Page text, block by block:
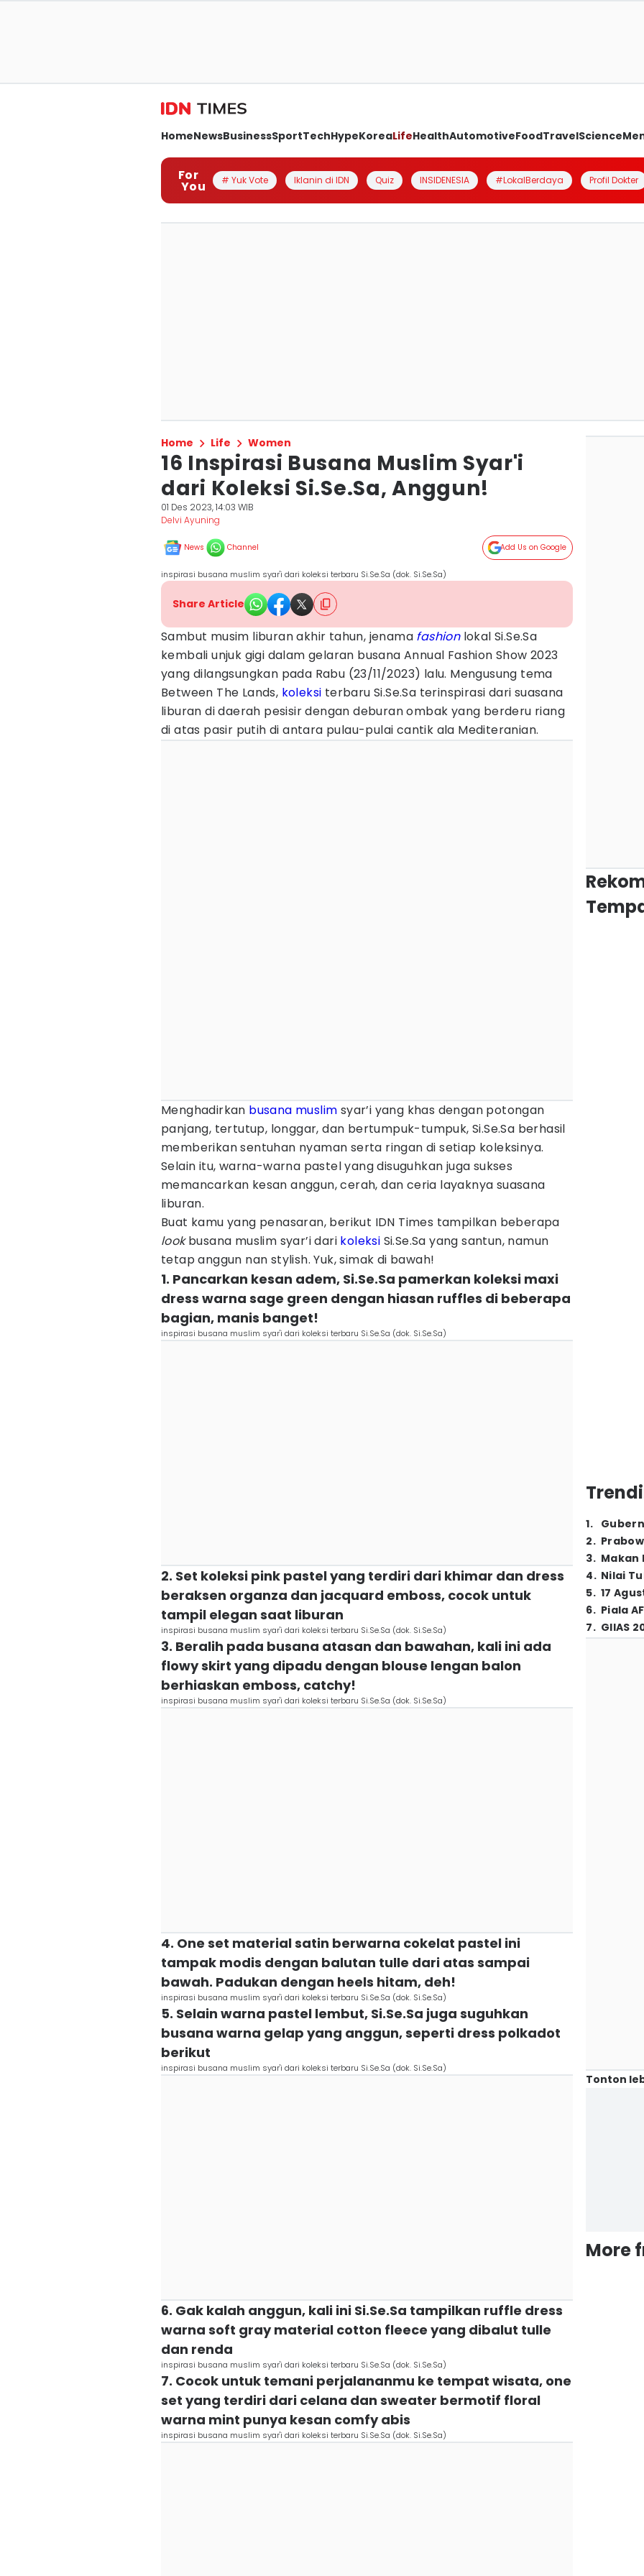
HomeNewsBusinessSportTechHypeKoreaLifeHealthAutomotiveFoodTravelScience
For
You # Yuk Vote Iklanin di IDN Quiz INSIDENESIA #LokalBerdaya Profil Dokter
Home Life Women
16 Inspirasi Busana Muslim Syar'i
dari Koleksi Si.Se.Sa, Anggun!
01 Des 2023, 14:03 WIB
Delvi Ayuning
News Channel Add Us on Google
inspirasi busana muslim syar'i dari koleksi terbaru Si.Se.Sa (dok. Si.Se.Sa)
Share Article
Sambut musim liburan akhir tahun, jenama fashionlokal Si.Se.Sa
kembali unjuk gigi dalam gelaran busana Annual Fashion Show 2023
yang dilangsungkan pada Rabu (23/11/2023) lalu. Mengusung tema
Between The Lands, koleksi terbaru Si.Se.Sa terinspirasi dari suasana
liburan di daerah pesisir dengan deburan ombak yang berderu riang
di atas pasir putih di antara pulau-pulai cantik ala Mediteranian.
Menghadirkan busana muslim syar’i yang khas dengan potongan
panjang, tertutup, longgar, dan bertumpuk-tumpuk, Si.Se.Sa berhasil
memberikan sentuhan nyaman serta ringan di setiap koleksinya.
Selain itu, warna-warna pastel yang disuguhkan juga sukses
memancarkan kesan anggun, cerah, dan ceria layaknya suasana
liburan.
Buat kamu yang penasaran, berikut IDN Times tampilkan beberapa
lookbusana muslim syar’i dari koleksi Si.Se.Sa yang santun, namun
tetap anggun nan stylish. Yuk, simak di bawah!
1. Pancarkan kesan adem, Si.Se.Sa pamerkan koleksi maxi
dress warna sage green dengan hiasan ruffles di beberapa
bagian, manis banget!
inspirasi busana muslim syar'i dari koleksi terbaru Si.Se.Sa (dok. Si.Se.Sa)
2. Set koleksi pink pastel yang terdiri dari khimar dan dress
beraksen organza dan jacquard emboss, cocok untuk
tampil elegan saat liburan
inspirasi busana muslim syar'i dari koleksi terbaru Si.Se.Sa (dok. Si.Se.Sa)
3. Beralih pada busana atasan dan bawahan, kali ini ada
flowy skirt yang dipadu dengan blouse lengan balon
berhiaskan emboss, catchy!
inspirasi busana muslim syar'i dari koleksi terbaru Si.Se.Sa (dok. Si.Se.Sa)
4. One set material satin berwarna cokelat pastel ini
tampak modis dengan balutan tulle dari atas sampai
bawah. Padukan dengan heels hitam, deh!
inspirasi busana muslim syar'i dari koleksi terbaru Si.Se.Sa (dok. Si.Se.Sa)
5. Selain warna pastel lembut, Si.Se.Sa juga suguhkan
busana warna gelap yang anggun, seperti dress polkadot
berikut
inspirasi busana muslim syar'i dari koleksi terbaru Si.Se.Sa (dok. Si.Se.Sa)
6. Gak kalah anggun, kali ini Si.Se.Sa tampilkan ruffle dress
warna soft gray material cotton fleece yang dibalut tulle
dan renda
inspirasi busana muslim syar'i dari koleksi terbaru Si.Se.Sa (dok. Si.Se.Sa)
7. Cocok untuk temani perjalananmu ke tempat wisata, one
set yang terdiri dari celana dan sweater bermotif floral
warna mint punya kesan comfy abis
inspirasi busana muslim syar'i dari koleksi terbaru Si.Se.Sa (dok. Si.Se.Sa)
1.
2.
3. Makan
4. Nilai
5. 17
6. Piala
7. GIIAS
Tonton
More